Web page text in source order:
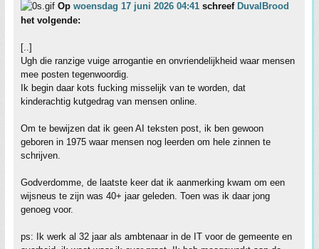
Op woensdag 17 juni 2026 04:41 schreef DuvalBrood
het volgende:
[..]
Ugh die ranzige vuige arrogantie en onvriendelijkheid waar mensen
mee posten tegenwoordig.
Ik begin daar kots fucking misselijk van te worden, dat
kinderachtig kutgedrag van mensen online.
Om te bewijzen dat ik geen AI teksten post, ik ben gewoon
geboren in 1975 waar mensen nog leerden om hele zinnen te
schrijven.
Godverdomme, de laatste keer dat ik aanmerking kwam om een
wijsneus te zijn was 40+ jaar geleden. Toen was ik daar jong
genoeg voor.
ps: Ik werk al 32 jaar als ambtenaar in de IT voor de gemeente en